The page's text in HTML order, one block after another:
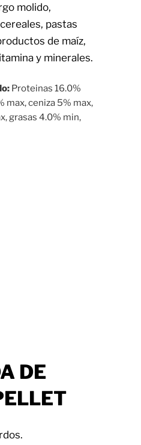
molido,
pastas
de maíz,
y minerales.
Proteinas 16.0%
max, ceniza 5% max,
grasas 4.0% min,
DE